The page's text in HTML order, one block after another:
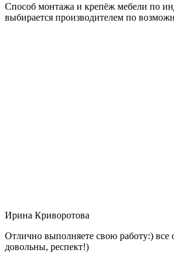
Способ монтажа и крепёж мебели по
выбирается производителем по
Ирина Криворотова
Отлично выполняете свою работу:) все
довольны, респект!)